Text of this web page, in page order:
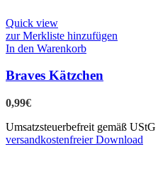
Quick view
zur Merkliste hinzufügen
In den Warenkorb
Braves Kätzchen
0,99€
Umsatzsteuerbefreit gemäß
versandkostenfreier Download